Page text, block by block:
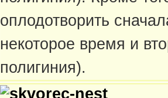
оплодотворить
некоторое время и
полигиния).